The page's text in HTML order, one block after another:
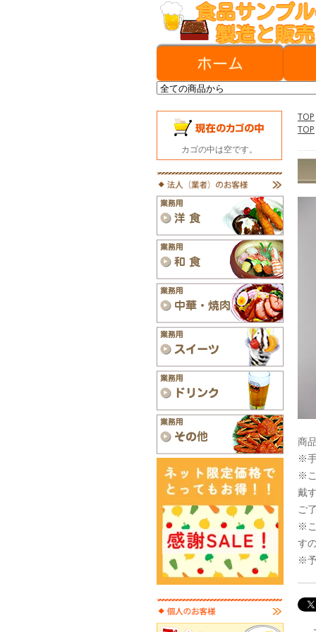
TOP
TOP
商
※
※
戴
ご
※
す
※
カゴの中は空です。